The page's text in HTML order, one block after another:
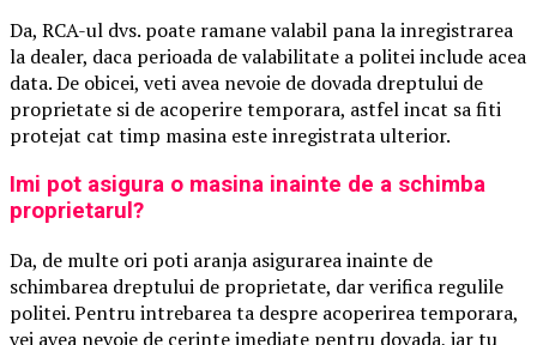
Da, RCA-ul dvs. poate ramane valabil pana la inregistrarea
la dealer, daca perioada de valabilitate a politei include acea
data. De obicei, veti avea nevoie de dovada dreptului de
proprietate si de acoperire temporara, astfel incat sa fiti
protejat cat timp masina este inregistrata ulterior.
Imi pot asigura o masina inainte de a schimba
proprietarul?
Da, de multe ori poti aranja asigurarea inainte de
schimbarea dreptului de proprietate, dar verifica regulile
politei. Pentru intrebarea ta despre acoperirea temporara,
vei avea nevoie de cerinte imediate pentru dovada, iar tu